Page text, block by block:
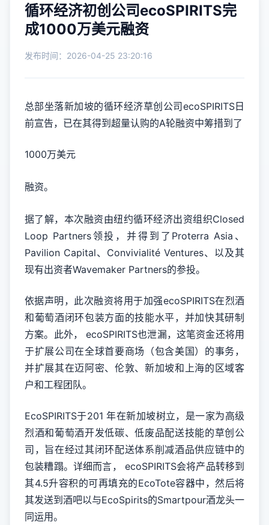
循环经济初创公司ecoSPIRITS完
成1000万美元融资
发布时间：2026-04-25 23:20:16
总部坐落新加坡的循环经济草创公司ecoSPIRITS日
前宣告，已在其得到超量认购的A轮融资中筹措到了
1000万美元
融资。
据了解，本次融资由纽约循环经济出资组织Closed
Loop Partners领投，并得到了Proterra Asia、
Pavilion Capital、Convivialité Ventures、以及其
现有出资者Wavemaker Partners的参投。
依据声明，此次融资将用于加强ecoSPIRITS在烈酒
和葡萄酒闭环包装方面的技能水平，并加快其研制
方案。此外， ecoSPIRITS也泄漏，这笔资金还将用
于扩展公司在全球首要商场（包含美国）的事务，
并扩展其在迈阿密、伦敦、新加坡和上海的区域客
户和工程团队。
EcoSPIRITS于201 年在新加坡树立，是一家为高级
烈酒和葡萄酒开发低碳、低废品配送技能的草创公
司，旨在经过其闭环配送体系削减酒品供应链中的
包装糟蹋。详细而言， ecoSPIRITS会将产品转移到
其4.5升容积的可再填充的EcoTote容器中，然后将
其发送到酒吧以与EcoSpirits的Smartpour酒龙头一
同运用。